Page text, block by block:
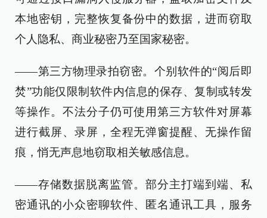
本地密钥，完整恢复备份中的数据，进而窃取
个人隐私、商业秘密乃至国家秘密。
——第三方物理录拍窃密。个别软件的“阅后即
焚”功能仅限制软件内信息的保存、复制或转发
等操作。不法分子仍可使用第三方软件对屏幕
进行截屏、录屏，全程无弹窗提醒、无操作留
痕，悄无声息地窃取相关敏感信息。
——存储数据脱离监管。部分主打端到端、私
密通讯的小众密聊软件、匿名通讯工具，服务